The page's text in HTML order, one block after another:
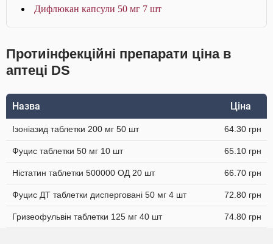
Дифлюкан капсули 50 мг 7 шт
Протиінфекційні препарати ціна в
аптеці DS
Назва Ціна
Ізоніазид таблетки 200 мг 50 шт 64.30 грн
Фуцис таблетки 50 мг 10 шт 65.10 грн
Ністатин таблетки 500000 ОД 20 шт 66.70 грн
Фуцис ДТ таблетки дисперговані 50 мг 4 шт 72.80 грн
Гризеофульвін таблетки 125 мг 40 шт 74.80 грн